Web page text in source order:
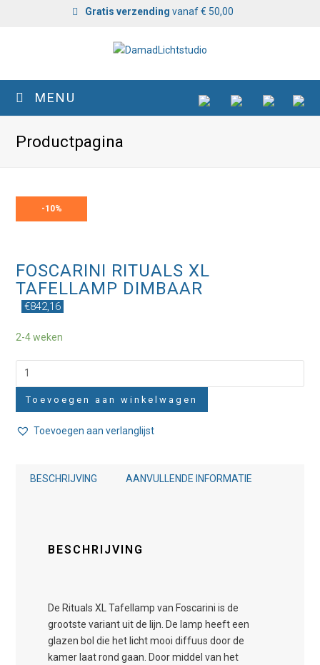
Gratis verzending vanaf € 50,00
MENU
Productpagina
FOSCARINI RITUALS XL
TAFELLAMP DIMBAAR
€842,16
2-4 weken
Foscarini
XL
dimbaar
Toevoegen aan winkelwagen
Toevoegen aan verlanglijst
BESCHRIJVING AANVULLENDE INFORMATIE
BESCHRIJVING
De Rituals XL Tafellamp van Foscarini is de
grootste variant uit de lijn. De lamp heeft een
glazen bol die het licht mooi diffuus door de
kamer laat rond gaan. Door middel van het
-10%